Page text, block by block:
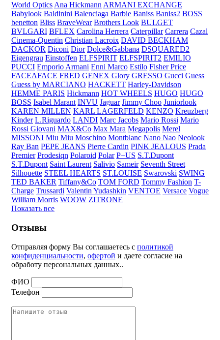
World Optics Ana Hickmann ARMANI EXCHANGE
Babylook Baldinini Balenciaga Barbie Baniss Baniss2 BOSS
benetton Bliss BraveWear Brothers Look BULGET
BVLGARI BFLEX Carolina Herrera Caterpillar Carrera Cazal
Cinema-Quentin Christian Lacroix DAVID BECKHAM
DACKOR Diconi Dior Dolce&Gabbana DSQUARED2
Eigengrau Einstoffen ELFSPIRIT ELFSPIRIT2 EMILIO
PUCCI Emporio Armani Enni Marco Estilo Fisher Price
FACEAFACE FRED GENEX Glory GRESSO Gucci Guess
Guess by MARCIANO HACKETT Harley-Davidson
HEMME PARIS Hickmann HOT WHEELS HUGO HUGO
BOSS Isabel Marant INVU Jaguar Jimmy Choo Juniorlook
KAREN MILLEN KARL LAGERFELD KENZO Kreuzberg
Kinder L.Riguardo LANDI Marc Jacobs Mario Rossi Mario
Rossi Giovani MAX&Co Max Mara Megapolis Merel
MISSONI Miu Miu Moschino Montblanc Nano Nao Neolook
Ray Ban PEPE JEANS Pierre Cardin PINK JEALOUS Prada
Premier Prodesiqn Polaroid Polar P+US S.T.Dupont
S.T.Dupont Saint Laurent Salivio Sameir Seventh Street
Silhouette STEEL HEARTS ST.LOUISE Swarovski SWING
TED BAKER Tiffany&Co TOM FORD Tommy Fashion T-
Charge Trussardi Valentin Yudashkin VENTOE Versace Vogue
William Morris WOOW ZITRONE
Показать все
Отзывы
Отправляя форму Вы соглашаетесь с политикой
конфиденциальности, офертой и даете согласие на
обработу персональных данных..
ФИО
Телефон